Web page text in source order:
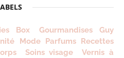
Box Gourmandises
Guy
Mode Parfums Recettes
Soins visage
Vernis à